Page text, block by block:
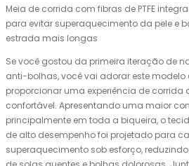
Meia de corrida com fibras de PTFE
para evitar superaquecimento da pele e
estrada mais longas
Se você gostou da primeira iteração de
anti-bolhas, você vai adorar este
proporcionar uma experiência de corrida
confortável. Apresentando uma maior
principalmente em toda a biqueira, o
de alto desempenho foi projetado para
superaquecimento sob esforço,